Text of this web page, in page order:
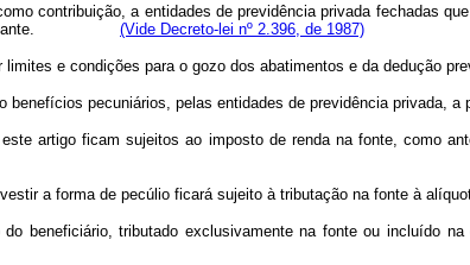
contribuição, a entidades de previdência privada fechadas
participante. (Vide Decreto-lei nº 2.396, de 1987)
e condições para o gozo dos abatimentos e da dedução
benefícios pecuniários, pelas entidades de previdência privada,
ficam sujeitos ao imposto de renda na fonte, como
revestir a forma de pecúlio ficará sujeito à tributação na
tributado exclusivamente na fonte ou incluído na